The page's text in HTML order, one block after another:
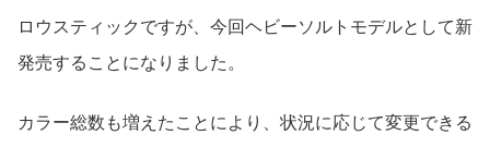
ロウスティックですが、今回ヘビーソルトモデルとして新
発売することになりました。
カラー総数も増えたことにより、状況に応じて変更できる